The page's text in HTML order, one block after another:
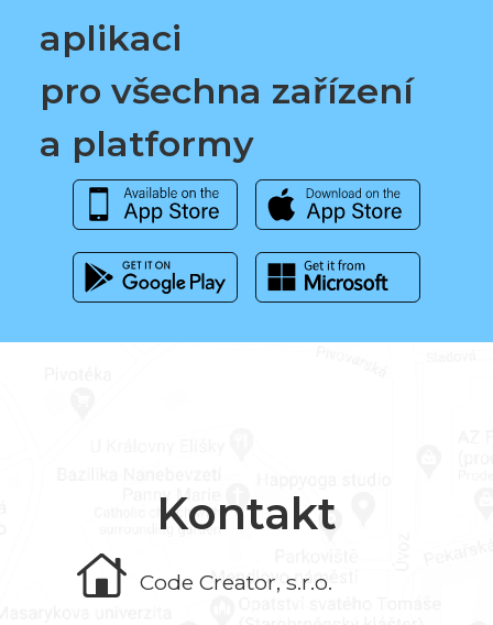
aplikaci
pro všechna zařízení
a platformy
Kontakt
Code Creator, s.r.o.